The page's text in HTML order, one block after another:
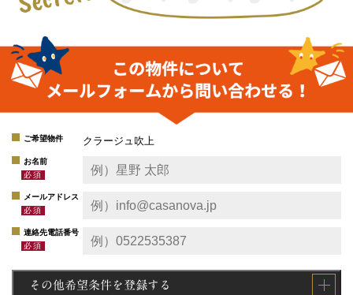
ご希望物件 クラージュ吹上
お名前
メールアドレス
連絡先電話番号
その他希望条件を登録する